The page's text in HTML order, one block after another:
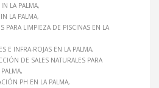
LA PALMA
LA PALMA
PARA LIMPIEZA DE PISCINAS EN LA
E INFRA-ROJAS EN LA PALMA
DE SALES NATURALES PARA
PH EN LA PALMA